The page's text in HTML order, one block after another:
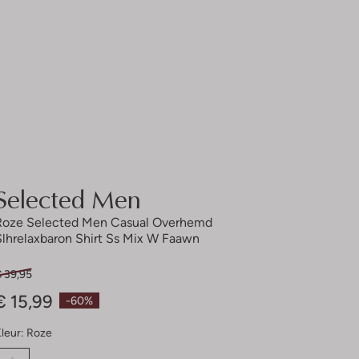
Men
Selected Men Casual Overhemd
Shirt Ss Mix W Faawn
-60%
39,95
15,99
Roze